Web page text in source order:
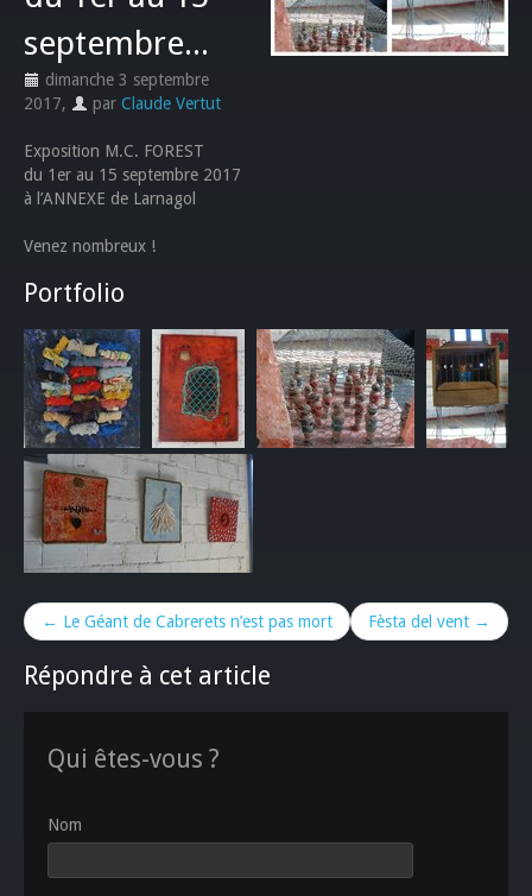
septembre...
dimanche 3 septembre
2017, par Claude Vertut
Exposition M.C. FOREST
du 1er au 15 septembre 2017
à l’ANNEXE de Larnagol
Venez nombreux !
Portfolio
← Le Géant de Cabrerets n’est pas mort Fèsta del vent →
Répondre à cet article
Qui êtes-vous ?
Nom